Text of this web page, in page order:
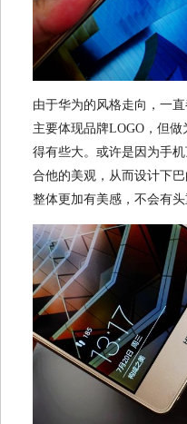
由于华为的风格走向，一
主要体现品牌LOGO，但
得有些大。或许是因为手
合他的美观，从而设计下
整体更加有美感，不会有头